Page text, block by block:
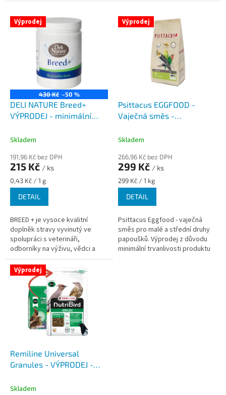
V Výprodej
430 Kč –50 %
DELI NATURE Breed+
VÝPRODEJ - minimální
Skladem
191,96 Kč bez DPH
215 Kč / ks
Měrná
cena:
0,43 Kč / 1 g
DETAIL
BREED + je vysoce kvalitní
doplněk stravy vyvinutý ve
spolupráci s veterináři,
odborníky na výživu, vědci a
významnými chovateli. BREED +
má jedinečné složení
aminokyselin,...
Výprodej
Psittacus EGGFOOD -
Vaječná směs -
trvanlivost do 2026/03
Skladem
266,96 Kč bez DPH
299 Kč / ks
Měrná
cena:
299 Kč / 1 kg
DETAIL
Psittacus Eggfood - vaječná
směs pro malé a střední druhy
papoušků. Výprodej z důvodu
minimální trvanlivosti produktu
Výprodej
Remiline Universal
Granules - VÝPRODEJ -
28.3.2026
Skladem